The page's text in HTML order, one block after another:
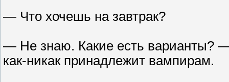
— Что хочешь на завтрак?
— Не знаю. Какие есть варианты?
как-никак принадлежит вампирам.